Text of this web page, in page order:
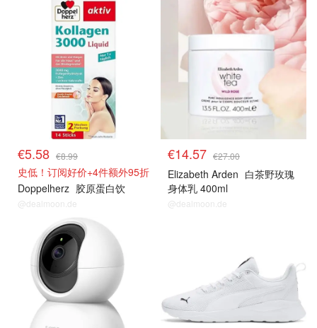
€5.58 €8.99
史低！订阅好价+4件额外95折
Doppelherz 胶原蛋白饮
@dealmoon.de
€14.57 €27.00
Elizabeth Arden 白茶野玫瑰
身体乳 400ml
@dealmoon.de